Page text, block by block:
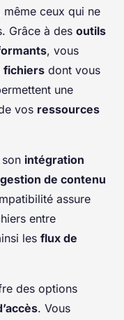
ceux qui ne
Grâce à des outils
, vous
fichiers dont vous
une
vos ressources
intégration
de contenu
assure
entre
les flux de
des options
. Vous